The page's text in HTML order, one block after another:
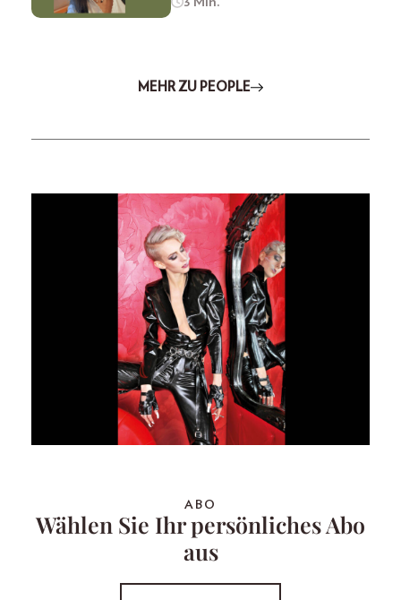
MEHR ZU PEOPLE
ABO
Wählen Sie Ihr persönliches Abo
aus